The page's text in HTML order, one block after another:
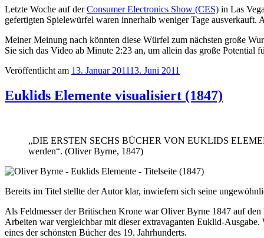
Letzte Woche auf derConsumer Electronics Show (CES) in Las
gefertigten Spielewürfel waren innerhalb weniger Tage
Meiner Meinung nach könnten diese Würfel zum nächsten große
Sie sich das Video ab Minute 2:23 an, um allein das große Potential
Veröffentlicht am 13. Januar 201113. Juni 2011
Euklids Elemente visualisiert (1847)
„DIE ERSTEN SECHS BÜCHER VON EUKLIDS
werden“. (Oliver Byrne, 1847)
Bereits im Titel stellte der Autor klar, inwiefern sich seine
Als Feldmesser der Britischen Krone war Oliver Byrne 1847 auf
Arbeiten war vergleichbar mit dieser extravaganten Euklid-
eines der schönsten Bücher des 19. Jahrhunderts.